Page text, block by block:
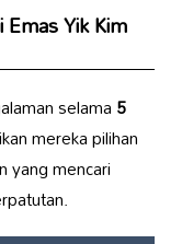
Emas Yik Kim
selama5
mereka pilihan
yang mencari